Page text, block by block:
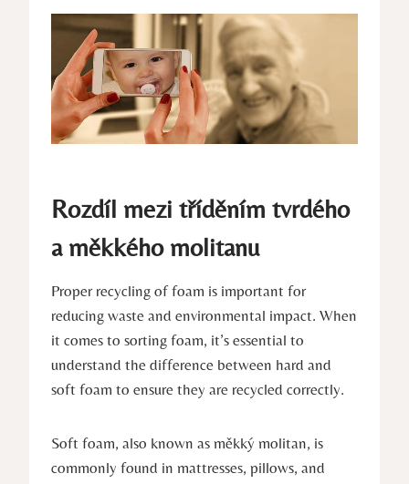
Rozdíl mezi tříděním tvrdého
a měkkého molitanu
Proper recycling of foam is important for
reducing waste and environmental impact. When
it comes to sorting foam, it’s essential to
understand the difference between hard and
soft foam to ensure they are recycled correctly.
Soft foam, also known as měkký molitan, is
commonly found in mattresses, pillows, and